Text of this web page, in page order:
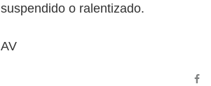
suspendido o ralentizado.
AV